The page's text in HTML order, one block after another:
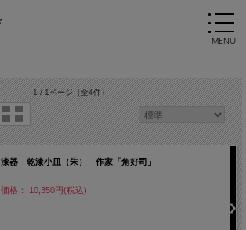
1 / 1ページ（全4件）
漆器 乾漆小皿（朱） 作家「角好司」
価格： 10,350円(税込)